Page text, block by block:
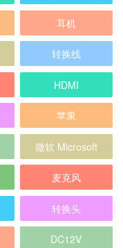
耳机
转换线
HDMI
苹果
微软 Microsoft
麦克风
转换头
DC12V